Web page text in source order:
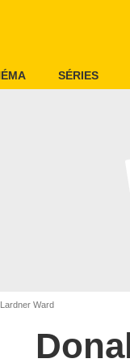
SÉRIES
Ward